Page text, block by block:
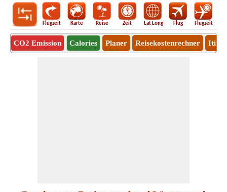
Flugzeit Karte Reise Zeit Lat Long Flug Flugzeit
CO2 Emission Calories Planer Reisekostenrechner